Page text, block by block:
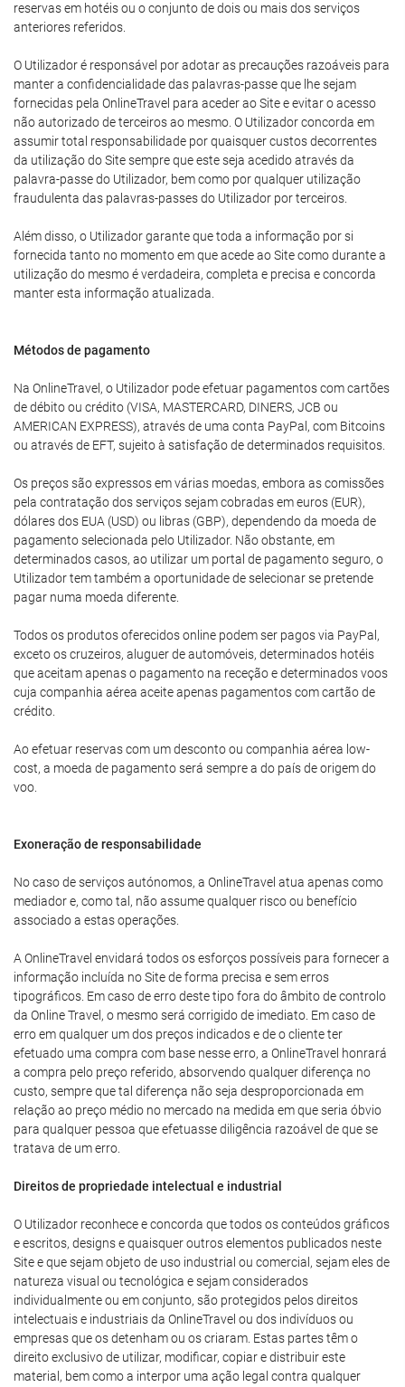
reservas em hotéis ou o conjunto de dois ou mais dos serviços
anteriores referidos.
O Utilizador é responsável por adotar as precauções razoáveis para
manter a confidencialidade das palavras-passe que lhe sejam
fornecidas pela OnlineTravel para aceder ao Site e evitar o acesso
não autorizado de terceiros ao mesmo. O Utilizador concorda em
assumir total responsabilidade por quaisquer custos decorrentes
da utilização do Site sempre que este seja acedido através da
palavra-passe do Utilizador, bem como por qualquer utilização
fraudulenta das palavras-passes do Utilizador por terceiros.
Além disso, o Utilizador garante que toda a informação por si
fornecida tanto no momento em que acede ao Site como durante a
utilização do mesmo é verdadeira, completa e precisa e concorda
manter esta informação atualizada.
Métodos de pagamento
Na OnlineTravel, o Utilizador pode efetuar pagamentos com cartões
de débito ou crédito (VISA, MASTERCARD, DINERS, JCB ou
AMERICAN EXPRESS), através de uma conta PayPal, com Bitcoins
ou através de EFT, sujeito à satisfação de determinados requisitos.
Os preços são expressos em várias moedas, embora as comissões
pela contratação dos serviços sejam cobradas em euros (EUR),
dólares dos EUA (USD) ou libras (GBP), dependendo da moeda de
pagamento selecionada pelo Utilizador. Não obstante, em
determinados casos, ao utilizar um portal de pagamento seguro, o
Utilizador tem também a oportunidade de selecionar se pretende
pagar numa moeda diferente.
Todos os produtos oferecidos online podem ser pagos via PayPal,
exceto os cruzeiros, aluguer de automóveis, determinados hotéis
que aceitam apenas o pagamento na receção e determinados voos
cuja companhia aérea aceite apenas pagamentos com cartão de
crédito.
Ao efetuar reservas com um desconto ou companhia aérea low-
cost, a moeda de pagamento será sempre a do país de origem do
voo.
Exoneração de responsabilidade
No caso de serviços autónomos, a OnlineTravel atua apenas como
mediador e, como tal, não assume qualquer risco ou benefício
associado a estas operações.
A OnlineTravel envidará todos os esforços possíveis para fornecer a
informação incluída no Site de forma precisa e sem erros
tipográficos. Em caso de erro deste tipo fora do âmbito de controlo
da Online Travel, o mesmo será corrigido de imediato. Em caso de
erro em qualquer um dos preços indicados e de o cliente ter
efetuado uma compra com base nesse erro, a OnlineTravel honrará
a compra pelo preço referido, absorvendo qualquer diferença no
custo, sempre que tal diferença não seja desproporcionada em
relação ao preço médio no mercado na medida em que seria óbvio
para qualquer pessoa que efetuasse diligência razoável de que se
tratava de um erro.
Direitos de propriedade intelectual e industrial
O Utilizador reconhece e concorda que todos os conteúdos gráficos
e escritos, designs e quaisquer outros elementos publicados neste
Site e que sejam objeto de uso industrial ou comercial, sejam eles de
natureza visual ou tecnológica e sejam considerados
individualmente ou em conjunto, são protegidos pelos direitos
intelectuais e industriais da OnlineTravel ou dos indivíduos ou
empresas que os detenham ou os criaram. Estas partes têm o
direito exclusivo de utilizar, modificar, copiar e distribuir este
material, bem como a interpor uma ação legal contra qualquer